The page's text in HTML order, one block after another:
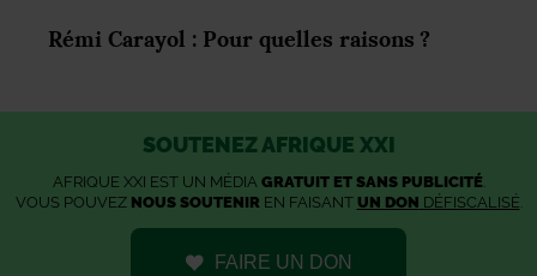
Rémi Carayol : Pour quelles raisons ?
SOUTENEZ AFRIQUE XXI
AFRIQUE XXI EST UN MÉDIA GRATUIT ET SANS PUBLICITÉ.
VOUS POUVEZ NOUS SOUTENIR EN FAISANT UN DON DÉFISCALISÉ
FAIRE UN DON